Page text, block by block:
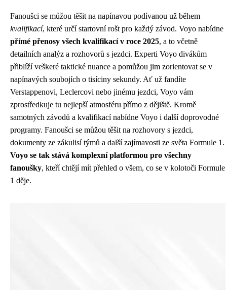
Fanoušci se můžou těšit na napínavou podívanou už během
kvalifikací, které určí startovní rošt pro každý závod. Voyo nabídne
přímé přenosy všech kvalifikací v roce 2025, a to včetně
detailních analýz a rozhovorů s jezdci. Experti Voyo divákům
přiblíží veškeré taktické nuance a pomůžou jim zorientovat se v
napínavých soubojích o tisíciny sekundy. Ať už fandíte
Verstappenovi, Leclercovi nebo jinému jezdci, Voyo vám
zprostředkuje tu nejlepší atmosféru přímo z dějiště. Kromě
samotných závodů a kvalifikací nabídne Voyo i další doprovodné
programy. Fanoušci se můžou těšit na rozhovory s jezdci,
dokumenty ze zákulisí týmů a další zajímavosti ze světa Formule 1.
Voyo se tak stává komplexní platformou pro všechny
fanoušky, kteří chtějí mít přehled o všem, co se v kolotoči Formule
1 děje.